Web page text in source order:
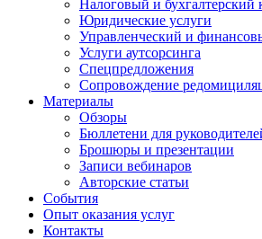
Налоговый и бухгалтерский
Юридические услуги
Управленческий и
Услуги аутсорсинга
Спецпредложения
Сопровождение
Материалы
Обзоры
Бюллетени для
Брошюры и презентации
Записи вебинаров
Авторские статьи
События
Опыт оказания услуг
Контакты